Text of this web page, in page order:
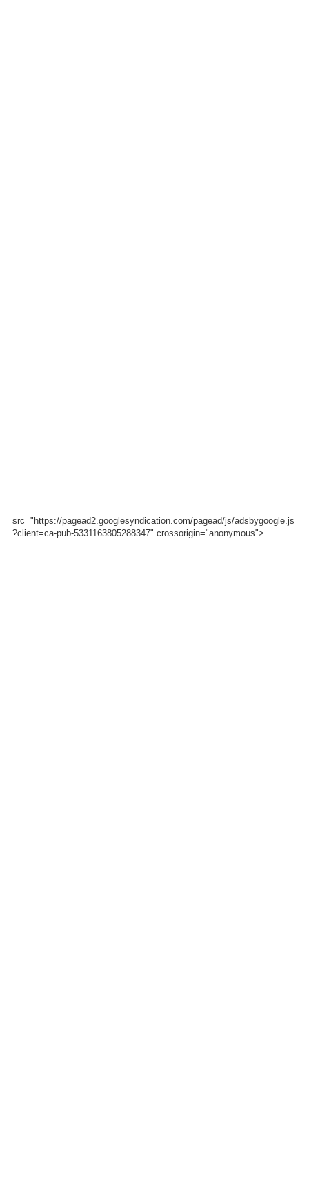
src="https://pagead2.googlesyndication.com/pagead/js/adsbygoogle.js
?client=ca-pub-5331163805288347" crossorigin="anonymous">